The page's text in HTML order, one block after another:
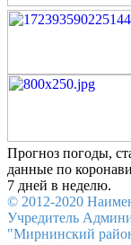
Прогноз погоды,
данные по
7 дней в неделю.
© 2012-2020
Учредитель
"Мирнинский